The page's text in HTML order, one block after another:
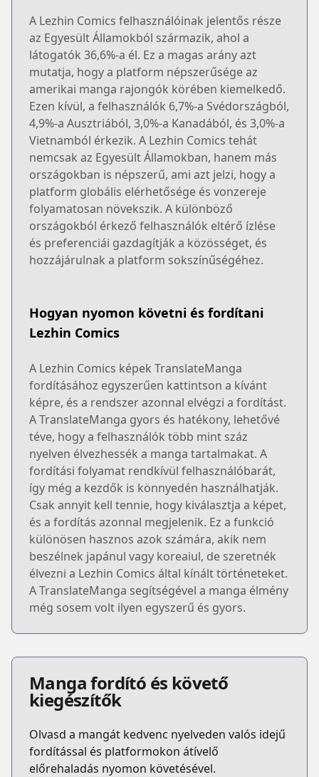
A Lezhin Comics felhasználóinak jelentős része
az Egyesült Államokból származik, ahol a
látogatók 36,6%-a él. Ez a magas arány azt
mutatja, hogy a platform népszerűsége az
amerikai manga rajongók körében kiemelkedő.
Ezen kívül, a felhasználók 6,7%-a Svédországból,
4,9%-a Ausztriából, 3,0%-a Kanadából, és 3,0%-a
Vietnamból érkezik. A Lezhin Comics tehát
nemcsak az Egyesült Államokban, hanem más
országokban is népszerű, ami azt jelzi, hogy a
platform globális elérhetősége és vonzereje
folyamatosan növekszik. A különböző
országokból érkező felhasználók eltérő ízlése
és preferenciái gazdagítják a közösséget, és
hozzájárulnak a platform sokszínűségéhez.
Hogyan nyomon követni és fordítani
Lezhin Comics
A Lezhin Comics képek TranslateManga
fordításához egyszerűen kattintson a kívánt
képre, és a rendszer azonnal elvégzi a fordítást.
A TranslateManga gyors és hatékony, lehetővé
téve, hogy a felhasználók több mint száz
nyelven élvezhessék a manga tartalmakat. A
fordítási folyamat rendkívül felhasználóbarát,
így még a kezdők is könnyedén használhatják.
Csak annyit kell tennie, hogy kiválasztja a képet,
és a fordítás azonnal megjelenik. Ez a funkció
különösen hasznos azok számára, akik nem
beszélnek japánul vagy koreaiul, de szeretnék
élvezni a Lezhin Comics által kínált történeteket.
A TranslateManga segítségével a manga élmény
még sosem volt ilyen egyszerű és gyors.
Manga fordító és követő
kiegészítők
Olvasd a mangát kedvenc nyelveden valós idejű
fordítással és platformokon átívelő
előrehaladás nyomon követésével.